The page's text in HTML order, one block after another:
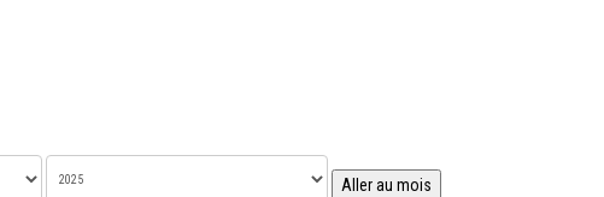
Aller au mois